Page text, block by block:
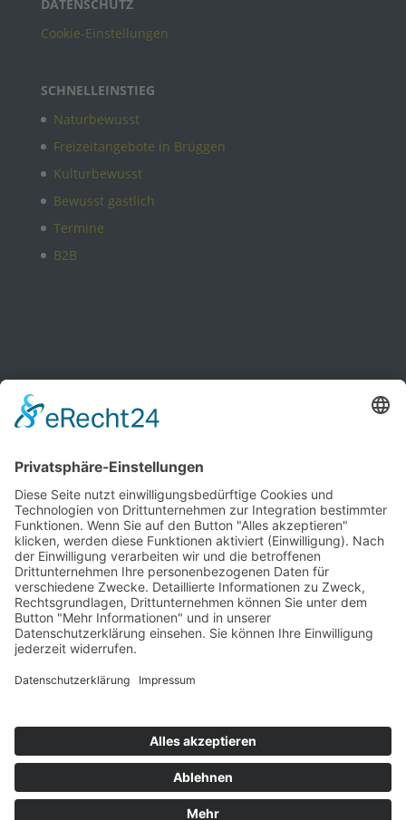
DATENSCHUTZ
Cookie-Einstellungen
SCHNELLEINSTIEG
Naturbewusst
Freizeitangebote in Brüggen
Kulturbewusst
Bewusst gastlich
Termine
B2B
Kontakt Newsletter
Copyright© 2022-2026 Bewusst Brüggen -